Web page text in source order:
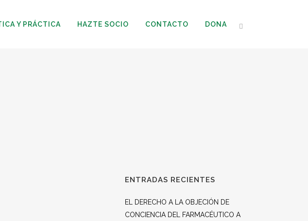
Y PRÁCTICA HAZTE SOCIO CONTACTO DONA
ENTRADAS RECIENTES
EL DERECHO A LA OBJECIÓN DE
CONCIENCIA DEL FARMACÉUTICO A